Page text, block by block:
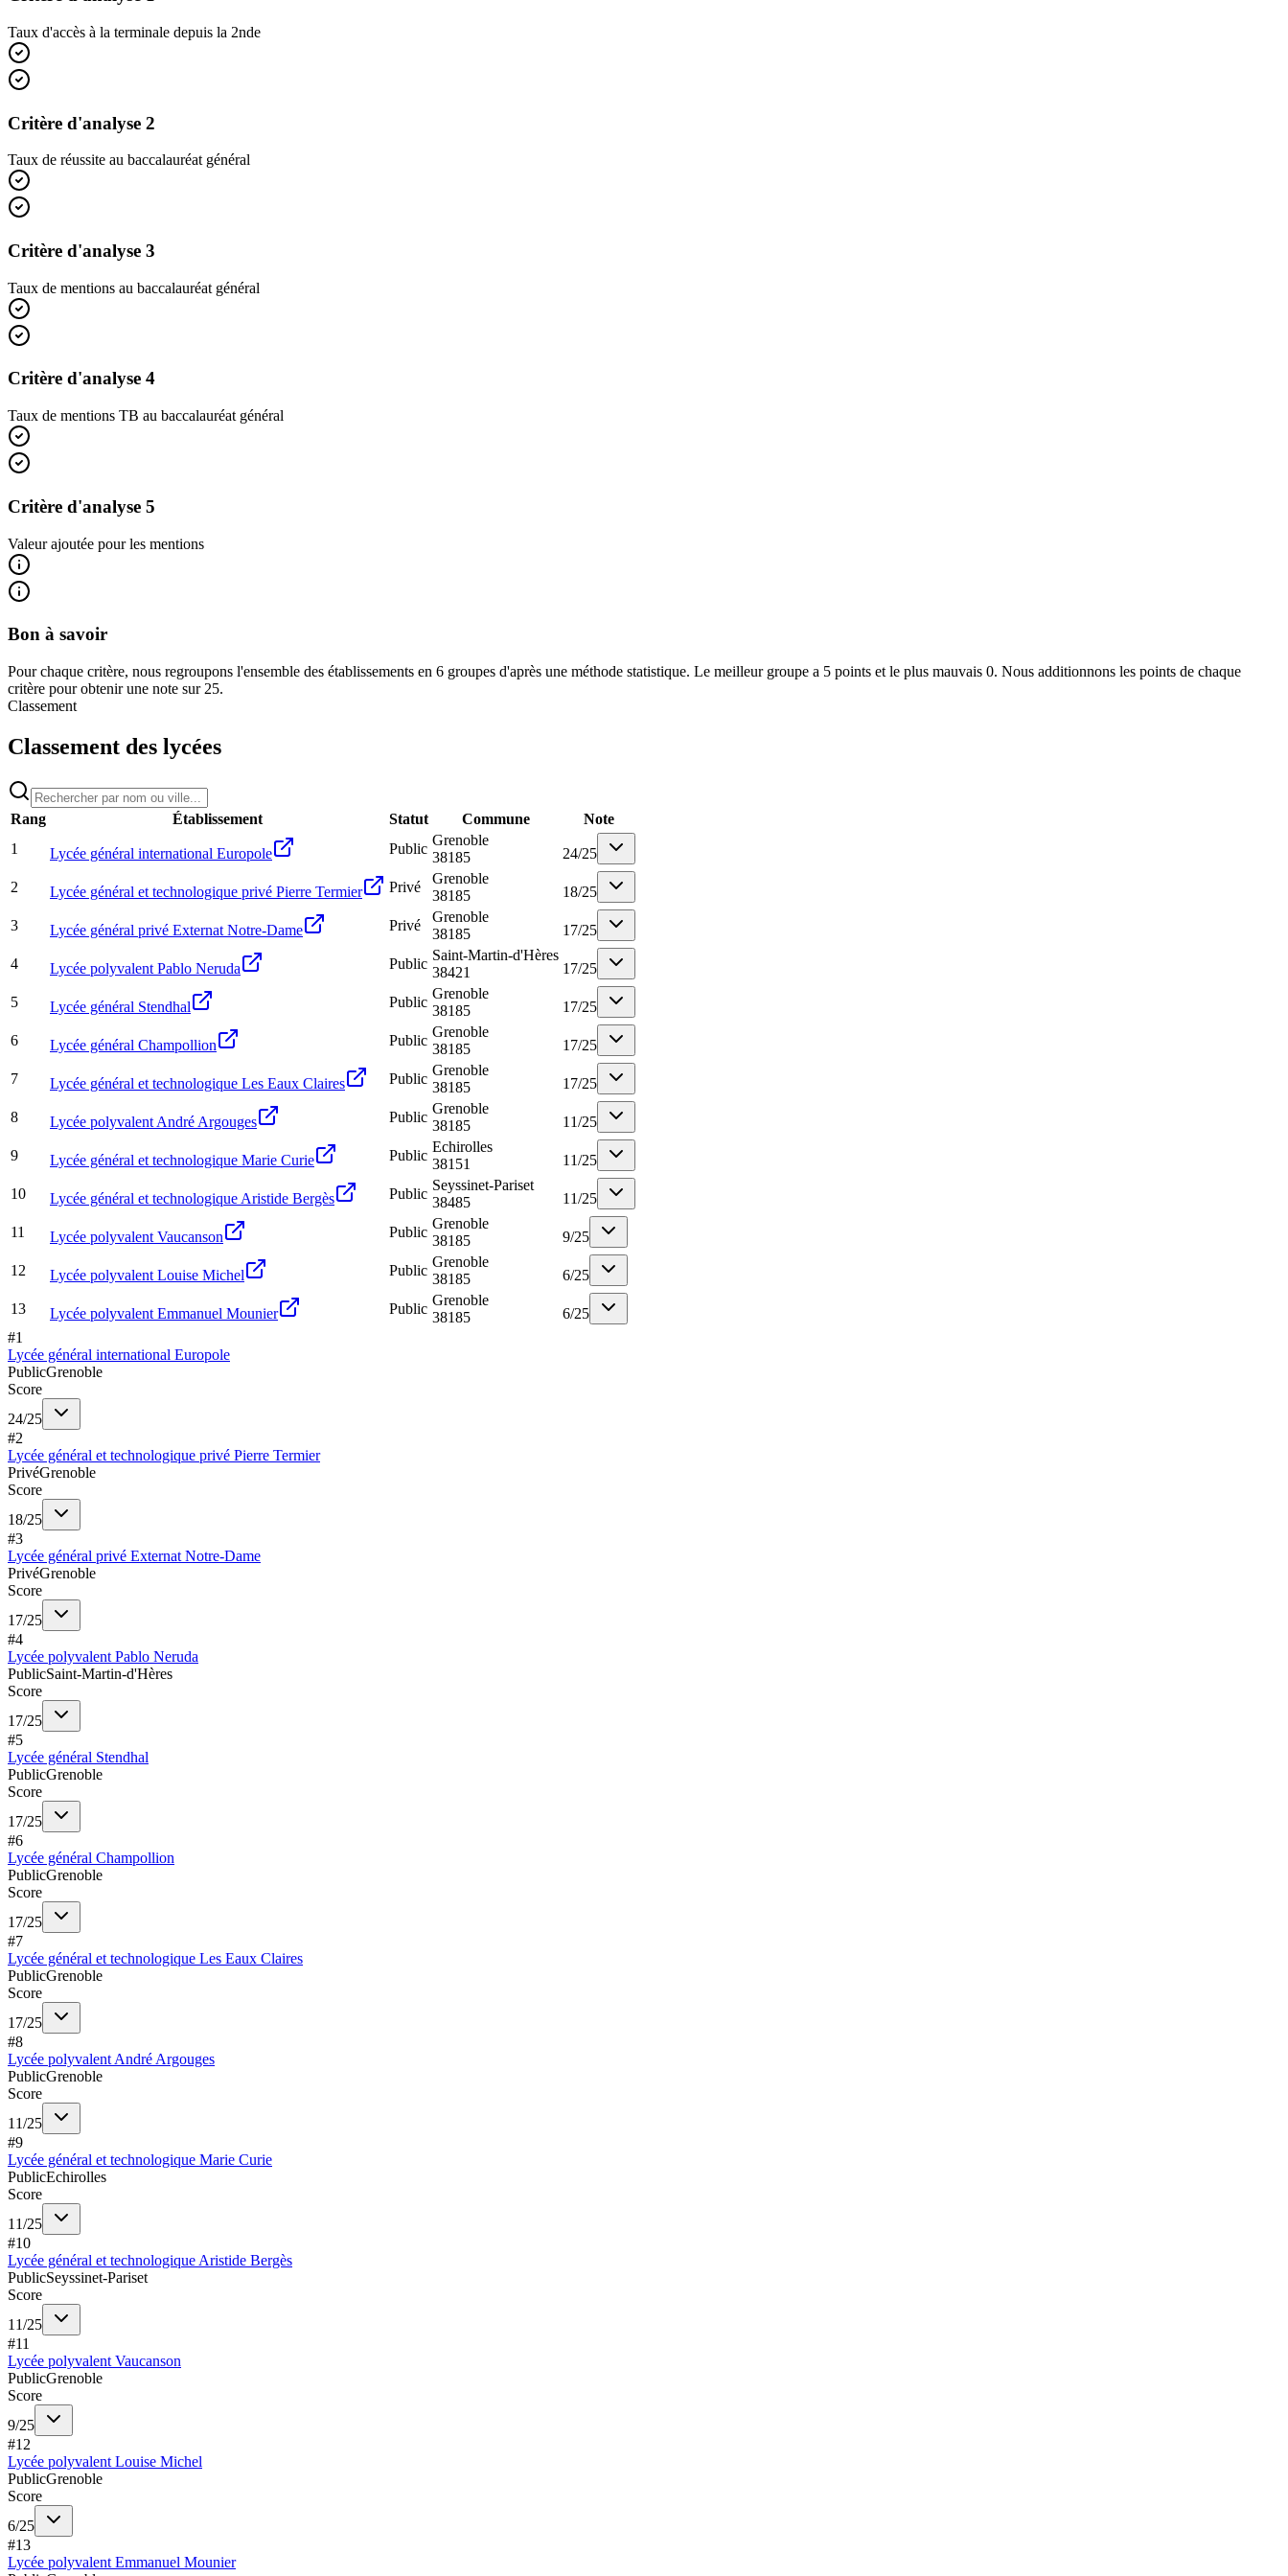
Taux d'accès à la terminale depuis la 2nde
Critère d'analyse 2
Taux de réussite au baccalauréat général
Critère d'analyse 3
Taux de mentions au baccalauréat général
Critère d'analyse 4
Taux de mentions TB au baccalauréat général
Critère d'analyse 5
Valeur ajoutée pour les mentions
Bon à savoir
Pour chaque critère, nous regroupons l'ensemble des établissements en 6 groupes d'après une méthode statistique. Le meilleur groupe a 5 points et le plus mauvais 0. Nous additionnons les points de chaque
critère pour obtenir une note sur 25.
Classement
Classement des lycées
Rang Établissement Statut Commune
Note
1
Lycée général international Europole Public
Grenoble
38185
24/25
2 Lycée général et technologique privé Pierre Termier Privé
Grenoble
38185
18/25
3 Lycée général privé Externat Notre-Dame Privé
Grenoble
38185
17/25
4 Lycée polyvalent Pablo Neruda Public
Saint-Martin-d'Hères
38421
17/25
5 Lycée général Stendhal Public
Grenoble
38185
17/25
6 Lycée général Champollion Public
Grenoble
38185
17/25
7 Lycée général et technologique Les Eaux Claires Public
Grenoble
38185
17/25
8 Lycée polyvalent André Argouges Public
Grenoble
38185
11/25
9 Lycée général et technologique Marie Curie Public
Echirolles
38151
11/25
10 Lycée général et technologique Aristide Bergès Public
Seyssinet-Pariset
38485
11/25
11 Lycée polyvalent Vaucanson Public
Grenoble
38185
9/25
12 Lycée polyvalent Louise Michel Public
Grenoble
38185
6/25
13 Lycée polyvalent Emmanuel Mounier Public
Grenoble
38185
6/25
#1
Lycée général international Europole
PublicGrenoble
Score
24/25
#2
Lycée général et technologique privé Pierre Termier
PrivéGrenoble
Score
18/25
#3
Lycée général privé Externat Notre-Dame
PrivéGrenoble
Score
17/25
#4
Lycée polyvalent Pablo Neruda
PublicSaint-Martin-d'Hères
Score
17/25
#5
Lycée général Stendhal
PublicGrenoble
Score
17/25
#6
Lycée général Champollion
PublicGrenoble
Score
17/25
#7
Lycée général et technologique Les Eaux Claires
PublicGrenoble
Score
17/25
#8
Lycée polyvalent André Argouges
PublicGrenoble
Score
11/25
#9
Lycée général et technologique Marie Curie
PublicEchirolles
Score
11/25
#10
Lycée général et technologique Aristide Bergès
PublicSeyssinet-Pariset
Score
11/25
#11
Lycée polyvalent Vaucanson
PublicGrenoble
Score
9/25
#12
Lycée polyvalent Louise Michel
PublicGrenoble
Score
6/25
#13
Lycée polyvalent Emmanuel Mounier